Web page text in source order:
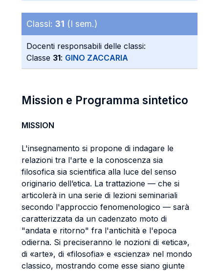
Classi: 31 (I sem.)
Docenti responsabili delle classi:
Classe 31: GINO ZACCARIA
Mission e Programma sintetico
MISSION
L'insegnamento si propone di indagare le
relazioni tra l'arte e la conoscenza sia
filosofica sia scientifica alla luce del senso
originario dell’etica. La trattazione — che si
articolerà in una serie di lezioni seminariali
secondo l'approccio fenomenologico — sarà
caratterizzata da un cadenzato moto di
"andata e ritorno" fra l'antichità e l'epoca
odierna. Si preciseranno le nozioni di «etica»,
di «arte», di «filosofia» e «scienza» nel mondo
classico, mostrando come esse siano giunte